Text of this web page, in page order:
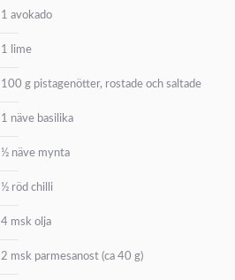
1 avokado
1 lime
100 g pistagenötter, rostade och saltade
1 näve basilika
½ näve mynta
½ röd chilli
4 msk olja
2 msk parmesanost (ca 40 g)